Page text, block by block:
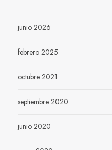
junio 2026
febrero 2025
octubre 2021
septiembre 2020
junio 2020